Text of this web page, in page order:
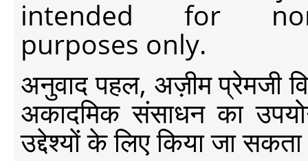
intended for non-
purposes only.
अनुवाद पहल, अज़ीम प्रेमजी
अकादमिक संसाधन का
उद्देश्यों के लिए किया जा